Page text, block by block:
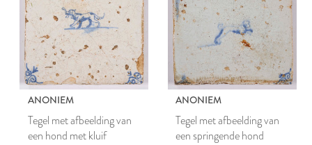
ANONIEM
Tegel met afbeelding van
een hond met kluif
ANONIEM
Tegel met afbeelding van
een springende hond